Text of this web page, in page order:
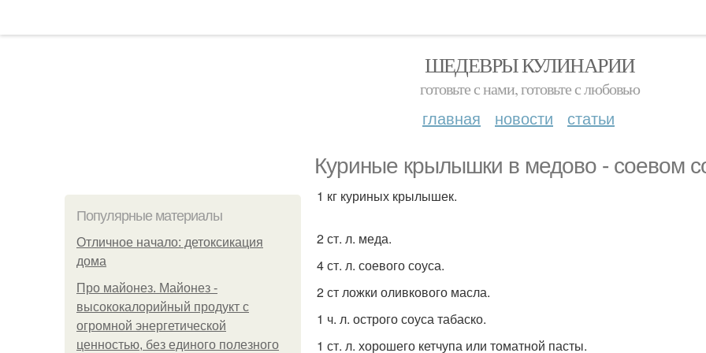
ШЕДЕВРЫ КУЛИНАРИИ
готовьте с нами, готовьте с любовью
главная новости статьи
Куриные крылышки в медово - соевом
Популярные материалы
Отличное начало: детоксикация
дома
Про майонез. Майонез -
высококалорийный продукт с
огромной энергетической
ценностью, без единого полезного
1 кг куриных крылышек.
2 ст. л. меда.
4 ст. л. соевого соуса.
2 ст ложки оливкового масла.
1 ч. л. острого соуса табаско.
1 ст. л. хорошего кетчупа или томатной пасты.